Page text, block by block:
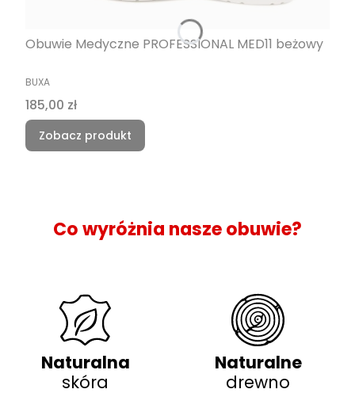
Obuwie Medyczne PROFESSIONAL MED11 beżowy
PRODUCENT
BUXA
Cena
185,00 zł
Zobacz produkt
Co wyróżnia nasze obuwie?
Naturalna
skóra
Naturalne
drewno